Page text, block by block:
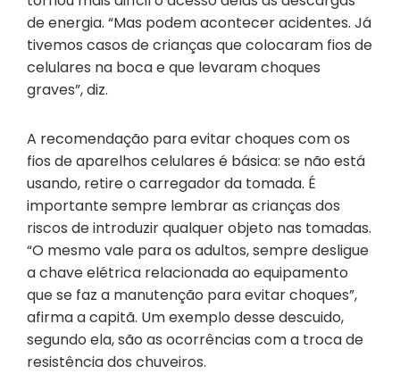
de energia. “Mas podem acontecer acidentes. Já
tivemos casos de crianças que colocaram fios de
celulares na boca e que levaram choques
graves”, diz.
A recomendação para evitar choques com os
fios de aparelhos celulares é básica: se não está
usando, retire o carregador da tomada. É
importante sempre lembrar as crianças dos
riscos de introduzir qualquer objeto nas tomadas.
“O mesmo vale para os adultos, sempre desligue
a chave elétrica relacionada ao equipamento
que se faz a manutenção para evitar choques”,
afirma a capitã. Um exemplo desse descuido,
segundo ela, são as ocorrências com a troca de
resistência dos chuveiros.